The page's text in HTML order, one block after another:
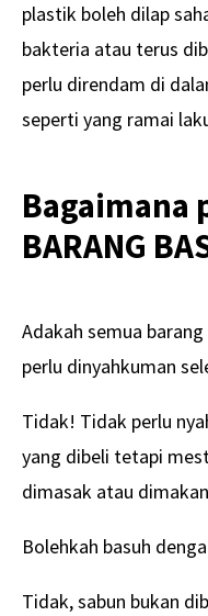
plastik boleh dilap
bakteria atau terus
perlu direndam di
seperti yang ramai
Bagaimana
BARANG
Adakah semua
perlu dinyahkuman
Tidak! Tidak perlu
yang dibeli tetapi
dimasak atau
Bolehkah basuh
Tidak, sabun bukan